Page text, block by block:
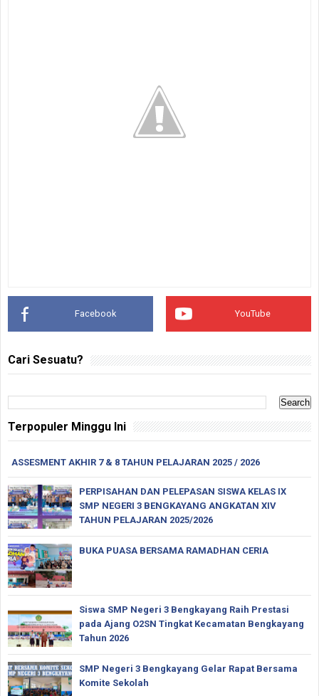
Facebook YouTube
Cari Sesuatu?
Terpopuler Minggu Ini
ASSESMENT AKHIR 7 & 8 TAHUN PELAJARAN 2025 / 2026
PERPISAHAN DAN PELEPASAN SISWA KELAS IX
SMP NEGERI 3 BENGKAYANG ANGKATAN XIV
TAHUN PELAJARAN 2025/2026
BUKA PUASA BERSAMA RAMADHAN CERIA
Siswa SMP Negeri 3 Bengkayang Raih Prestasi
pada Ajang O2SN Tingkat Kecamatan Bengkayang
Tahun 2026
SMP Negeri 3 Bengkayang Gelar Rapat Bersama
Komite Sekolah